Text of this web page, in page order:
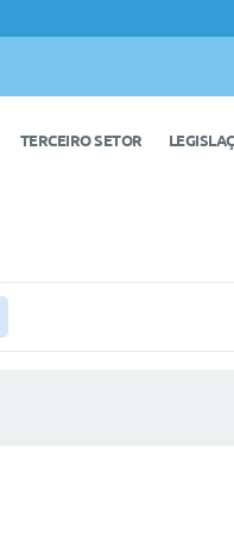
TERCEIRO SETOR